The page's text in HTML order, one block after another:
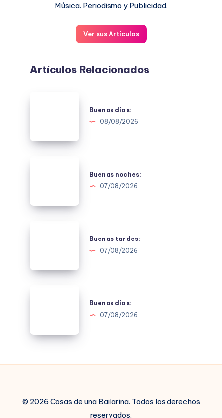
Música. Periodismo y Publicidad.
Ver sus Artículos
Artículos Relacionados
Buenos días:
08/08/2026
Buenas noches:
07/08/2026
Buenas tardes:
07/08/2026
Buenos días:
07/08/2026
© 2026 Cosas de una Bailarina. Todos los derechos
reservados.